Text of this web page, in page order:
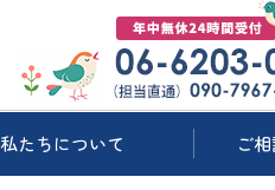
私たちについて ご